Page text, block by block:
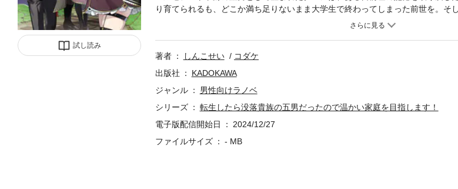
試し読み
り育てられるも、どこか満ち足りないまま大学生で終わってしまった前世を。そ
高熱を出すクーンを放置し、彼が狩ってきた魔物を肉として搾取するだけ。こん
だった。彼らは行く宛てのないクーンを拾い、様々の手ほどきをしてくれるが、
は、孤独な少年が大切な“家族”を見つけて守り抜く物語。
著者 しんこせい
コダケ
出版社
KADOKAWA
ジャンル
男性向けラノベ
シリーズ
転生したら没落貴族の五男だったので温かい家庭を目指します！
電子版配信開始日
2024/12/27
ファイルサイズ
- MB